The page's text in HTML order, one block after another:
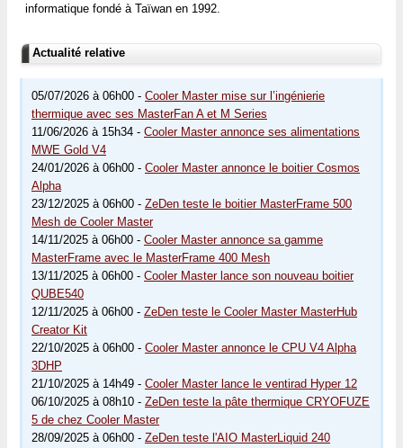
informatique fondé à Taïwan en 1992.
Actualité relative
05/07/2026 à 06h00 - Cooler Master mise sur l’ingénierie
thermique avec ses MasterFan A et M Series
11/06/2026 à 15h34 - Cooler Master annonce ses alimentations
MWE Gold V4
24/01/2026 à 06h00 - Cooler Master annonce le boitier Cosmos
Alpha
23/12/2025 à 06h00 - ZeDen teste le boitier MasterFrame 500
Mesh de Cooler Master
14/11/2025 à 06h00 - Cooler Master annonce sa gamme
MasterFrame avec le MasterFrame 400 Mesh
13/11/2025 à 06h00 - Cooler Master lance son nouveau boitier
QUBE540
12/11/2025 à 06h00 - ZeDen teste le Cooler Master MasterHub
Creator Kit
22/10/2025 à 06h00 - Cooler Master annonce le CPU V4 Alpha
3DHP
21/10/2025 à 14h49 - Cooler Master lance le ventirad Hyper 12
06/10/2025 à 08h10 - ZeDen teste la pâte thermique CRYOFUZE
5 de chez Cooler Master
28/09/2025 à 06h00 - ZeDen teste l'AIO MasterLiquid 240